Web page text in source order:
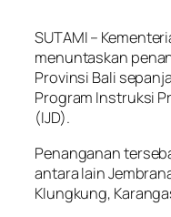
SUTAMI –
menuntaskan
Provinsi Bali
Program Instruksi
(IJD).
Penanganan
antara lain
Klungkung,